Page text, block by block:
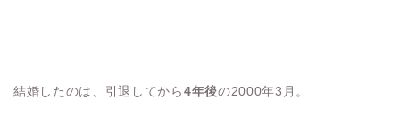
結婚したのは、引退してから 4年後の2000年3月。